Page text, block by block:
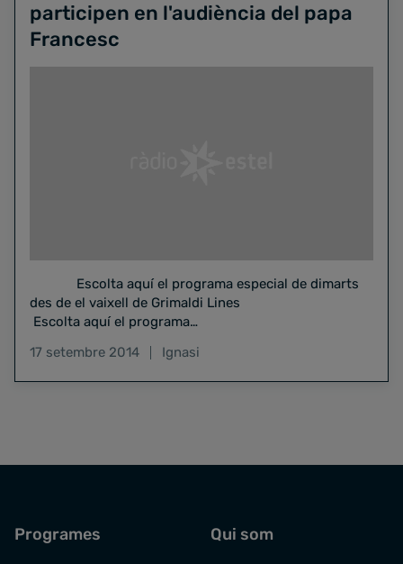
participen en l'audiència del papa
Francesc
Escolta aquí el programa especial de dimarts
des de el vaixell de Grimaldi Lines
Escolta aquí el programa…
17 setembre 2014
Ignasi
Programes Qui som